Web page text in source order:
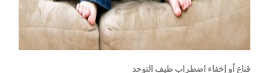
قناع أو إخفاء اضطراب طيف التوحد